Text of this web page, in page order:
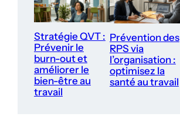
Stratégie QVT :
Prévenir le
burn-out et
améliorer le
bien-être au
travail
Prévention des
RPS via
l’organisation :
optimisez la
santé au travail